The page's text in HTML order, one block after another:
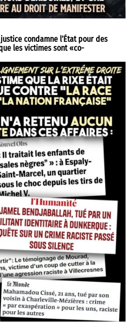
condamne l’État pour des
les victimes sont «co-